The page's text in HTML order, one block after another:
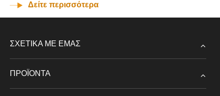
Δείτε περισσότερα
ΣΧΕΤΙΚΆ ΜΕ ΕΜΆΣ
ΠΡΟΪΌΝΤΑ